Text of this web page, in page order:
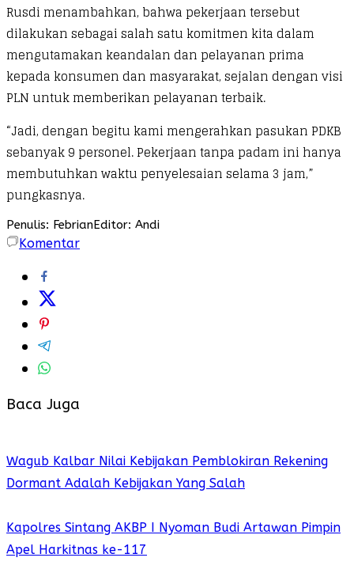
Rusdi menambahkan, bahwa pekerjaan tersebut
dilakukan sebagai salah satu komitmen kita dalam
mengutamakan keandalan dan pelayanan prima
kepada konsumen dan masyarakat, sejalan dengan visi
PLN untuk memberikan pelayanan terbaik.
“Jadi, dengan begitu kami mengerahkan pasukan PDKB
sebanyak 9 personel. Pekerjaan tanpa padam ini hanya
membutuhkan waktu penyelesaian selama 3 jam,”
pungkasnya.
Penulis: FebrianEditor: Andi
Komentar
Baca Juga
Wagub Kalbar Nilai Kebijakan Pemblokiran Rekening
Dormant Adalah Kebijakan Yang Salah
Kapolres Sintang AKBP I Nyoman Budi Artawan Pimpin
Apel Harkitnas ke-117